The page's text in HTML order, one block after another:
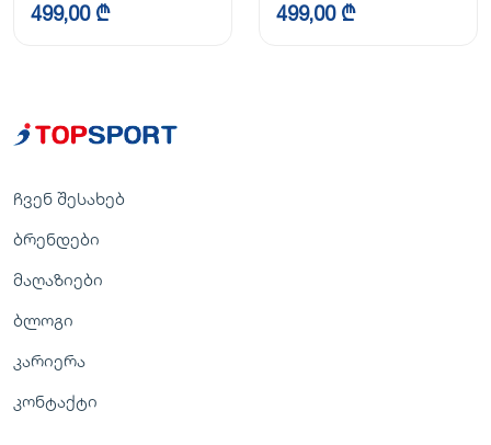
499,00 ₾ 499,00 ₾
ჩვენ შესახებ
ბრენდები
მაღაზიები
ბლოგი
კარიერა
კონტაქტი